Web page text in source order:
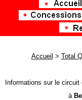
Accueil > Total
Informations sur le circuit
à